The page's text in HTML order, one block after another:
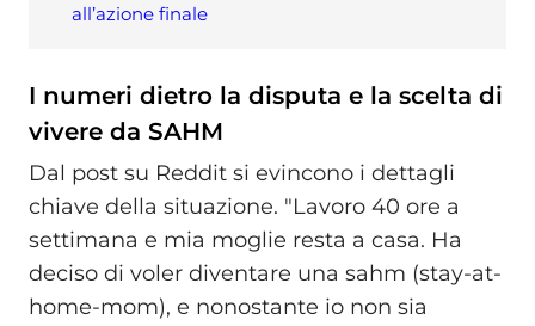
all’azione finale
I numeri dietro la disputa e la scelta di
vivere da SAHM
Dal post su Reddit si evincono i dettagli
chiave della situazione. "Lavoro 40 ore a
settimana e mia moglie resta a casa. Ha
deciso di voler diventare una sahm (stay-at-
home-mom), e nonostante io non sia